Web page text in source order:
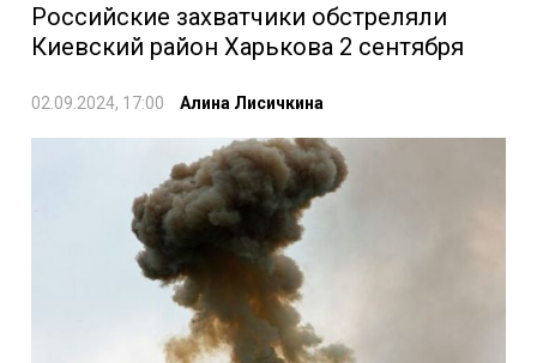
Российские захватчики обстреляли
Киевский район Харькова 2 сентября
02.09.2024, 17:00 Алина Лисичкина